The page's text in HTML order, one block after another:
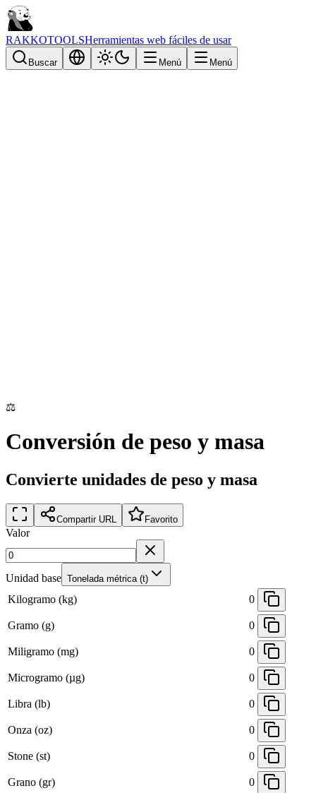
RAKKOTOOLSHerramientas web fáciles de usar
Buscar Menú Menú
⚖️
Conversión de peso y masa
Convierte unidades de peso y masa
Compartir URL Favorito
Valor
Unidad base Tonelada métrica (t)
Kilogramo (kg) 0
Gramo (g) 0
Miligramo (mg) 0
Microgramo (µg) 0
Libra (lb) 0
Onza (oz) 0
Stone (st) 0
Grano (gr) 0